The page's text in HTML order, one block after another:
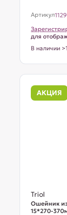
Артикул
для
В наличии
АКЦИЯ
Triol
Ошейник
15*270-